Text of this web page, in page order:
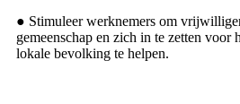
● Stimuleer werknemers om
gemeenschap en zich in te zetten voor
lokale bevolking te helpen.